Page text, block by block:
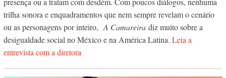
trilha sonora e enquadramentos que nem sempre revelam o cenário
ou as personagens por inteiro, A Camareiradiz muito sobre a
desigualdade social no México e na América Latina. Leia a
entrevista com a diretora